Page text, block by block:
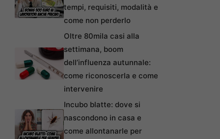
tempi, requisiti, modalità e
come non perderlo
Oltre 80mila casi alla
settimana, boom
dell’influenza autunnale:
come riconoscerla e come
intervenire
Incubo blatte: dove si
nascondono in casa e
come allontanarle per